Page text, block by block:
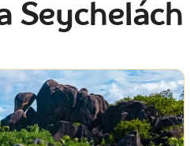
Seychelách